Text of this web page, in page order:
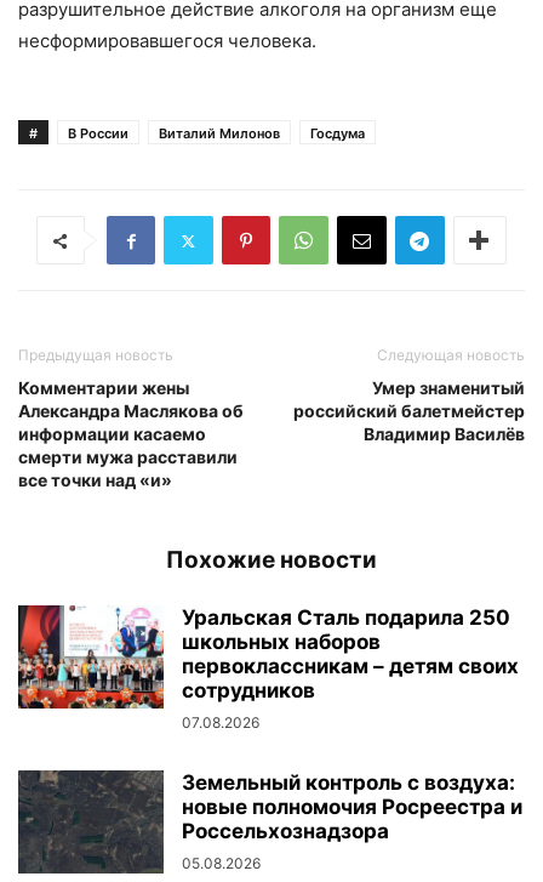
разрушительное действие алкоголя на организм еще
несформировавшегося человека.
# В России Виталий Милонов Госдума
Предыдущая новость
Комментарии жены
Александра Маслякова об
информации касаемо
смерти мужа расставили
все точки над «и»
Следующая новость
Умер знаменитый
российский балетмейстер
Владимир Василёв
Похожие новости
Уральская Сталь подарила 250
школьных наборов
первоклассникам – детям своих
сотрудников
07.08.2026
Земельный контроль с воздуха:
новые полномочия Росреестра и
Россельхознадзора
05.08.2026